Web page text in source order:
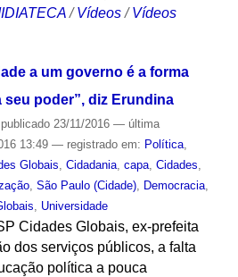
/Vídeos /Vídeos
a um governo é a forma
seu poder”, diz Erundina
publicado23/11/2016 — última
13:49 — registrado em: Política,
Globais, Cidadania, capa, Cidades,
, São Paulo (Cidade), Democracia,
, Universidade
Cidades Globais, ex-prefeita
dos serviços públicos, a falta
política a pouca